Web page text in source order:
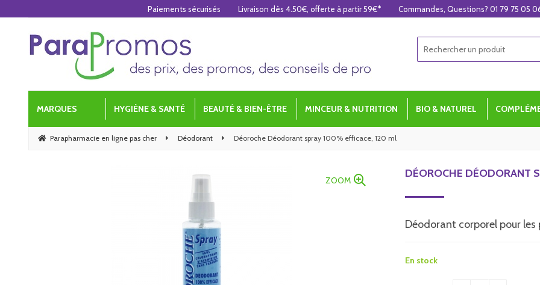
MARQUES HYGIÈNE & SANTÉ BEAUTÉ & BIEN-ÊTRE MINCEUR & NUTRITION BIO & NATUREL
Parapharmacie en ligne pas cher Déodorant Déoroche Déodorant spray 100% efficace, 120 ml
ZOOM
DÉOROCHE DÉODORANT
Déodorant corporel pour les
En stock
Paiements sécurisés Livraison dès 4.50€, offerte à partir 59€* Commandes, Questions? 01 79 75 05